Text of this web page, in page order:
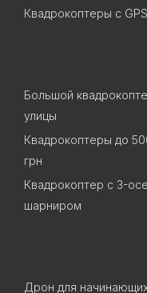
Квадрокоптеры c GPS
Большой
улицы
Квадрокоптеры до
грн
Квадрокоптер с 3-
шарниром
Дрон для